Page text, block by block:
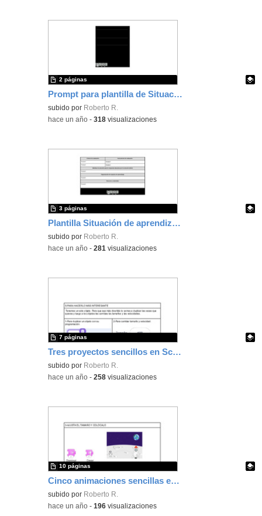
Prompt para plantilla de Situación de Aprendizaje (II)
Contenido educativo.
subido por Roberto R.
2 páginas
-hace un año -318 visualizaciones
Plantilla Situación de aprendizaje con IA (I)
Contenido educativo.
subido por Roberto R.
3 páginas
-hace un año -281 visualizaciones
Tres proyectos sencillos en Scratch
Contenido educativo.
subido por Roberto R.
7 páginas
-hace un año -258 visualizaciones
Cinco animaciones sencillas en Scratchjr
Contenido educativo.
subido por Roberto R.
10 páginas
-hace un año -196 visualizaciones